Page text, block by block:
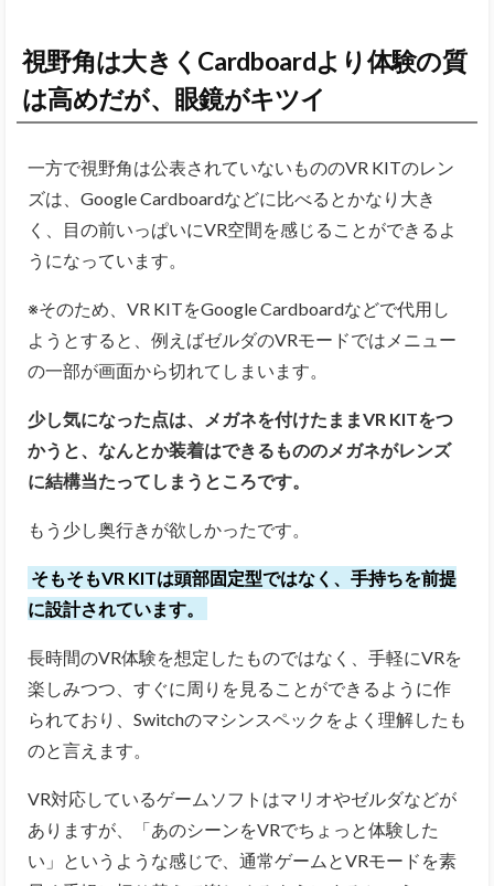
視野角は大きくCardboardより体験の質
は高めだが、眼鏡がキツイ
一方で視野角は公表されていないもののVR KITのレン
ズは、Google Cardboardなどに比べるとかなり大き
く、目の前いっぱいにVR空間を感じることができるよ
うになっています。
※そのため、VR KITをGoogle Cardboardなどで代用し
ようとすると、例えばゼルダのVRモードではメニュー
の一部が画面から切れてしまいます。
少し気になった点は、メガネを付けたままVR KITをつ
かうと、なんとか装着はできるもののメガネがレンズ
に結構当たってしまうところです。
もう少し奥行きが欲しかったです。
そもそもVR KITは頭部固定型ではなく、手持ちを前提
に設計されています。
長時間のVR体験を想定したものではなく、手軽にVRを
楽しみつつ、すぐに周りを見ることができるように作
られており、Switchのマシンスペックをよく理解したも
のと言えます。
VR対応しているゲームソフトはマリオやゼルダなどが
ありますが、「あのシーンをVRでちょっと体験した
い」というような感じで、通常ゲームとVRモードを素